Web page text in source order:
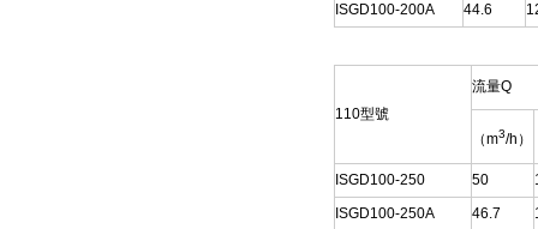
ISGD100-200A
44.6
110型號
流量Q
（m3/h）
ISGD100-250 50
ISGD100-250A
46.7